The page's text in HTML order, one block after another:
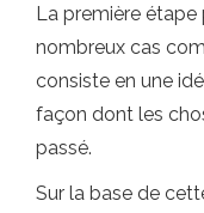
La première étape
nombreux cas
consiste en une
façon dont les
passé.
Sur la base de